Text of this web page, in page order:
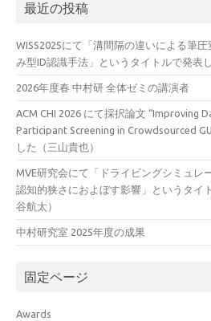
最近の投稿
WISS2025にて「溝間隔の違いによる筆
み型ID認識手法」というタイトルで発表
2026年度春 中村研 全体ゼミの講演者
ACM CHI 2026 にて採択論文 “Improving
Participant Screening in Crowdsourced
した（三山貴也）
MVE研究会にて「ドライビングシミュレ
認知的狭さにおよぼす影響」というタイ
谷航太）
中村研究室 2025年度の成果
固定ページ
Awards